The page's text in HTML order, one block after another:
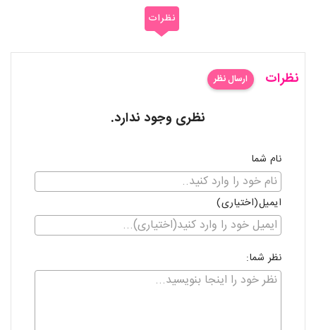
نظرات
نظرات ارسال نظر
نظری وجود ندارد.
نام شما
ایمیل(اختیاری)
نظر شما: